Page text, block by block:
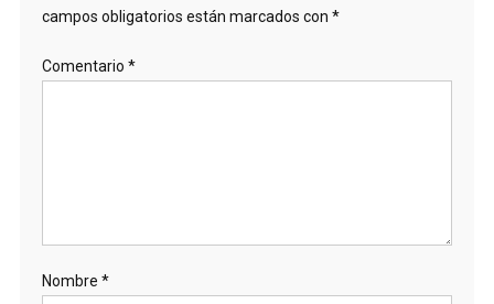
campos obligatorios están marcados con *
Comentario *
Nombre *